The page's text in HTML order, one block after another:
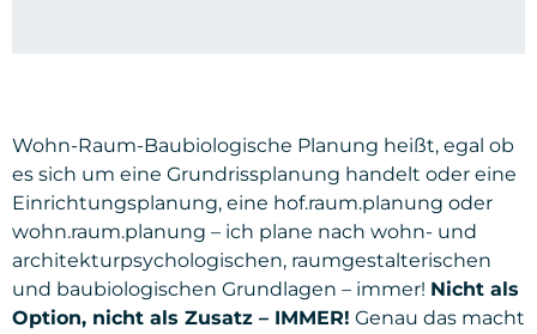
Wohn-Raum-Baubiologische Planung heißt, egal ob
es sich um eine Grundrissplanung handelt oder eine
Einrichtungsplanung, eine hof.raum.planung oder
wohn.raum.planung – ich plane nach wohn- und
architekturpsychologischen, raumgestalterischen
und baubiologischen Grundlagen – immer! Nicht als
Option, nicht als Zusatz – IMMER! Genau das macht